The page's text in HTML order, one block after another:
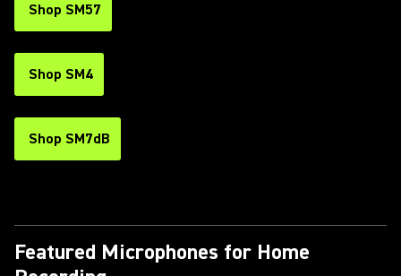
Shop SM57
Shop SM4
Shop SM7dB
Featured Microphones for Home